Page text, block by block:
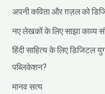
अपनी कविता और ग़ज़ल को
नए लेखकों के लिए साझा काव्य
हिंदी साहित्य के लिए डिजिटल
पब्लिकेशन?
मानव सत्य